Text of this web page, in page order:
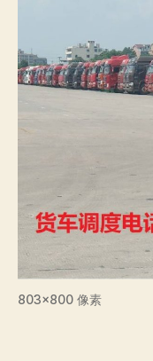
803×800 像素